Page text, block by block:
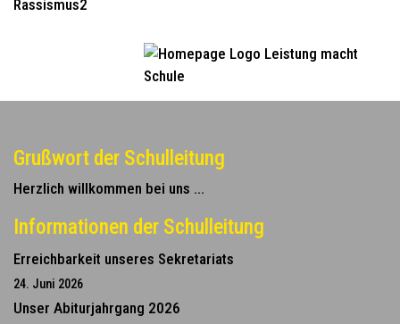
Grußwort der Schulleitung
Herzlich willkommen bei uns ...
Informationen der Schulleitung
Erreichbarkeit unseres Sekretariats
24. Juni 2026
Unser Abiturjahrgang 2026